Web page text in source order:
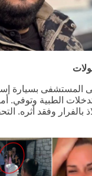
المستشفى بسيارة
الطبية وتوفي. أما
وفقد أثره.